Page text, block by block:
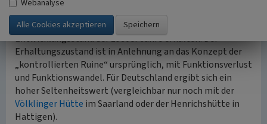
Erneuerung in Anpassung an den technischen Fortschritt
seit der Gründung ist hier ein Hochofenwerk auf dem
Entwicklungsstand der 1980er Jahre erhalten. Der
Erhaltungszustand ist in Anlehnung an das Konzept der
„kontrollierten Ruine“ ursprünglich, mit Funktionsverlust
und Funktionswandel. Für Deutschland ergibt sich ein
hoher Seltenheitswert (vergleichbar nur noch mit der
Völklinger Hütte im Saarland oder der Henrichshütte in
Hattigen).
Webanalyse